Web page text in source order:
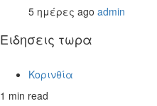
5 ημέρες ago admin
Ειδησεις τωρα
Κορινθία
1 min read